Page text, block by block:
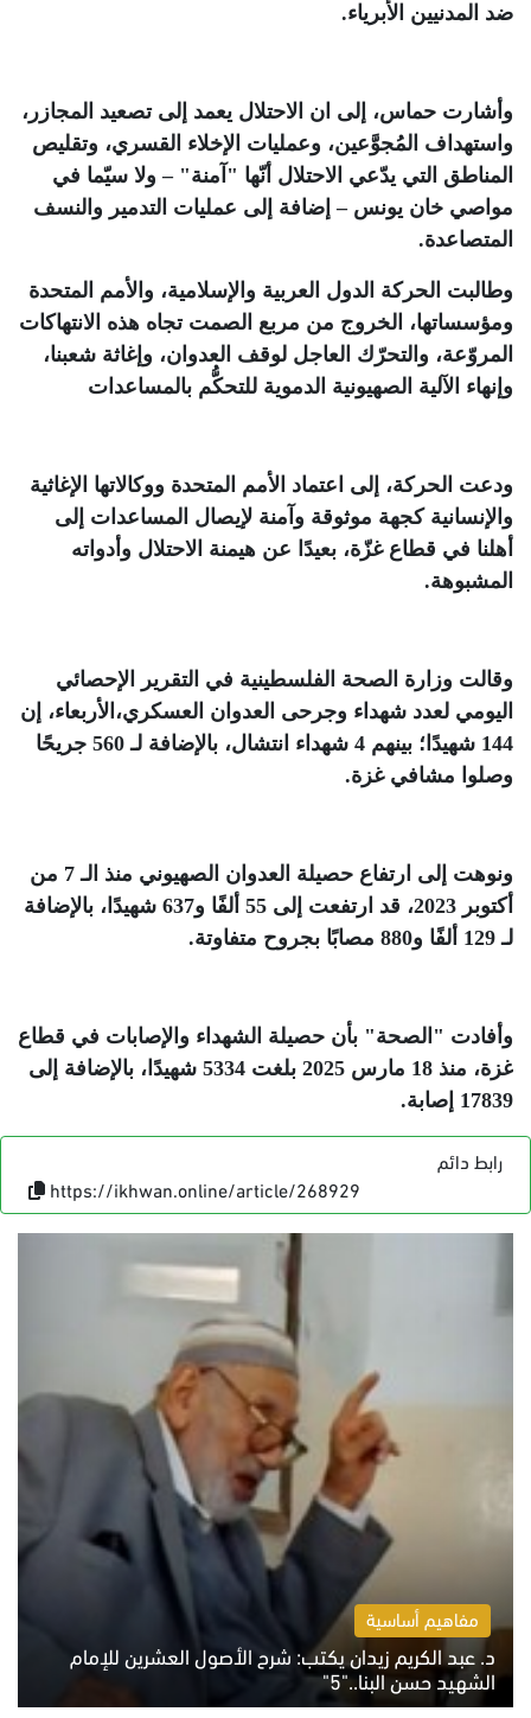
ضد المدنيين الأبرياء.
وأشارت حماس، إلى ان الاحتلال يعمد إلى تصعيد المجازر،
واستهداف المُجوَّعين، وعمليات الإخلاء القسري، وتقليص
المناطق التي يدّعي الاحتلال أنّها "آمنة" – ولا سيّما في
مواصي خان يونس – إضافة إلى عمليات التدمير والنسف
المتصاعدة.
وطالبت الحركة الدول العربية والإسلامية، والأمم المتحدة
ومؤسساتها، الخروج من مربع الصمت تجاه هذه الانتهاكات
المروّعة، والتحرّك العاجل لوقف العدوان، وإغاثة شعبنا،
وإنهاء الآلية الصهيونية الدموية للتحكُّم بالمساعدات
ودعت الحركة، إلى اعتماد الأمم المتحدة ووكالاتها الإغاثية
والإنسانية كجهة موثوقة وآمنة لإيصال المساعدات إلى
أهلنا في قطاع غزّة، بعيدًا عن هيمنة الاحتلال وأدواته
المشبوهة.
وقالت وزارة الصحة الفلسطينية في التقرير الإحصائي
اليومي لعدد شهداء وجرحى العدوان العسكري،الأربعاء، إن
144 شهيدًا؛ بينهم 4 شهداء انتشال، بالإضافة لـ 560 جريحًا
وصلوا مشافي غزة.
ونوهت إلى ارتفاع حصيلة العدوان الصهيوني منذ الـ 7 من
أكتوبر 2023، قد ارتفعت إلى 55 ألفًا و637 شهيدًا، بالإضافة
لـ 129 ألفًا و880 مصابًا بجروح متفاوتة
.
وأفادت "الصحة" بأن حصيلة الشهداء والإصابات في قطاع
غزة، منذ 18 مارس 2025 بلغت 5334 شهيدًا، بالإضافة إلى
17839 إصابة
.
رابط دائم
https://ikhwan.online/article/268929
مفاهيم أساسية
د. عبد الكريم زيدان يكتب: شرح الأصول العشرين للإمام
الشهيد حسن البنا.."5"